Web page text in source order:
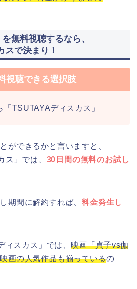
無料視聴するなら、
スで決まり！
視聴できる選択肢
TSUTAYAディスカス」
ができるかと言いますと、
ス」では、 30日間の無料のお試し
期間に解約すれば、料金発生し
ィスカス」では、 映画「貞子vs伽
画の人気作品も揃っているの